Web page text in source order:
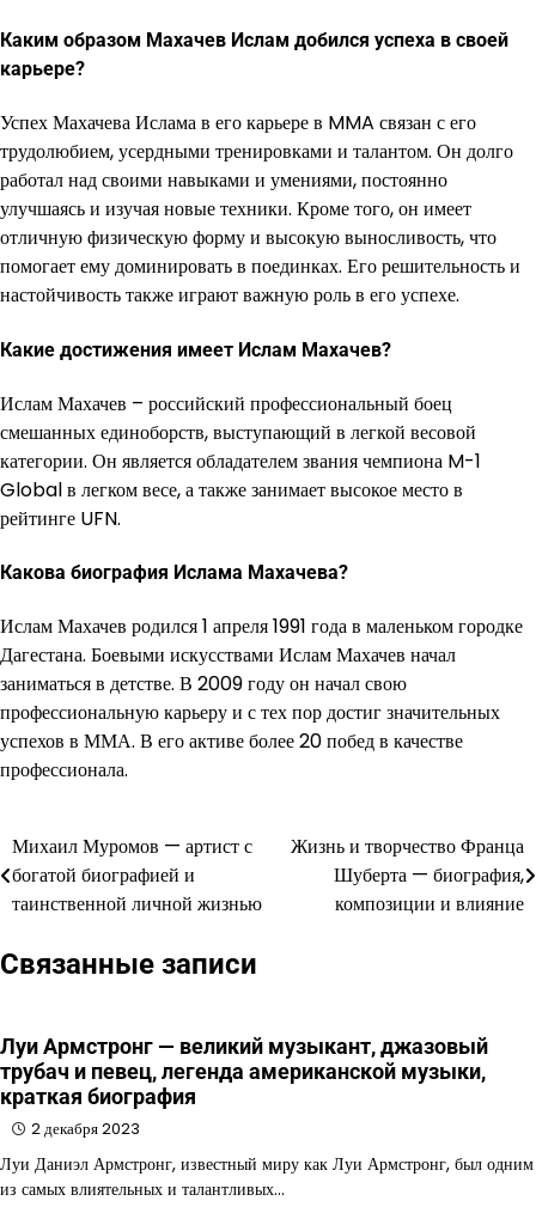
Каким образом Махачев Ислам добился успеха в своей
карьере?
Успех Махачева Ислама в его карьере в MMA связан с его
трудолюбием, усердными тренировками и талантом. Он долго
работал над своими навыками и умениями, постоянно
улучшаясь и изучая новые техники. Кроме того, он имеет
отличную физическую форму и высокую выносливость, что
помогает ему доминировать в поединках. Его решительность и
настойчивость также играют важную роль в его успехе.
Какие достижения имеет Ислам Махачев?
Ислам Махачев – российский профессиональный боец
смешанных единоборств, выступающий в легкой весовой
категории. Он является обладателем звания чемпиона M-1
Global в легком весе, а также занимает высокое место в
рейтинге UFN.
Какова биография Ислама Махачева?
Ислам Махачев родился 1 апреля 1991 года в маленьком городке
Дагестана. Боевыми искусствами Ислам Махачев начал
заниматься в детстве. В 2009 году он начал свою
профессиональную карьеру и с тех пор достиг значительных
успехов в ММА. В его активе более 20 побед в качестве
профессионала.
Навигация
по
Михаил Муромов — артист с
богатой биографией и
таинственной личной жизнью
Жизнь и творчество Франца
Шуберта — биография,
композиции и влияние
Связанные записи
Луи Армстронг — великий музыкант, джазовый
трубач и певец, легенда американской музыки,
краткая биография
2 декабря 2023
Луи Даниэл Армстронг, известный миру как Луи Армстронг, был одним
из самых влиятельных и талантливых…